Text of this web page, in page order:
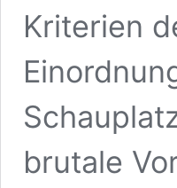
Kriterien
brutale